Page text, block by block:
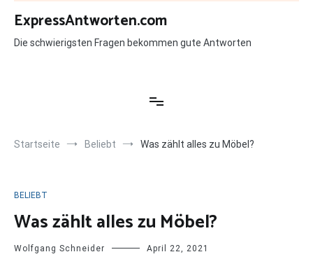
Zum
Inhalt
springen
ExpressAntworten.com
Die schwierigsten Fragen bekommen gute Antworten
Startseite Beliebt Was zählt alles zu Möbel?
BELIEBT
Was zählt alles zu Möbel?
Wolfgang Schneider April 22, 2021